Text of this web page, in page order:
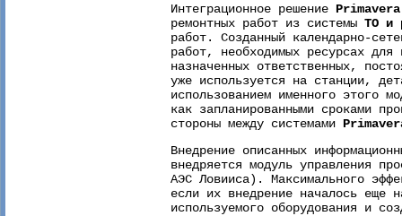
Интеграционное решение
ремонтных работ из системы ТО и
работ. Созданный календарно-
работ, необходимых ресурсах
назначенных ответственных,
уже используется на станции,
использованием именного этого
как запланированными сроками
стороны между системами
Внедрение описанных
внедряется модуль управления
АЭС Ловииса). Максимального
если их внедрение началось еще
используемого оборудования и